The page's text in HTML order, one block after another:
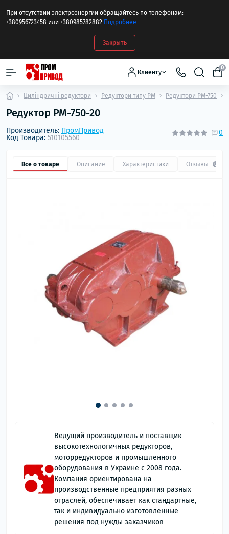
При отсутствии электроэнергии обращайтесь по телефонам:
+380956723458 или +380985782882 Подробнее
Закрыть
Клиенту
0
Циліндричні редуктори Редуктори типу РМ Редуктори РМ-750
Редуктор РМ-750-20
Производитель: ПромПривод
Код Товара: 510105560
0
Все о товаре Описание Характеристики Отзывы 0
Ведущий производитель и поставщик
высокотехнологичных редукторов,
моторредукторов и промышленного
оборудования в Украине с 2008 года.
Компания ориентирована на
производственные предприятия разных
отраслей, обеспечивает как стандартные,
так и индивидуально изготовленные
решения под нужды заказчиков